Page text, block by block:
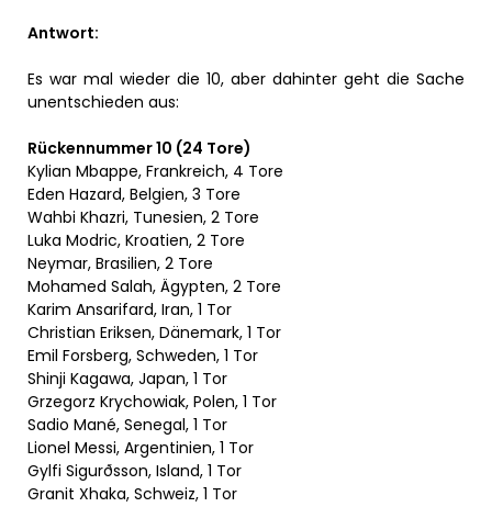
Antwort:
Es war mal wieder die 10, aber dahinter geht die Sache
unentschieden aus:
Rückennummer 10 (24 Tore)
Kylian Mbappe, Frankreich, 4 Tore
Eden Hazard, Belgien, 3 Tore
Wahbi Khazri, Tunesien, 2 Tore
Luka Modric, Kroatien, 2 Tore
Neymar, Brasilien, 2 Tore
Mohamed Salah, Ägypten, 2 Tore
Karim Ansarifard, Iran, 1 Tor
Christian Eriksen, Dänemark, 1 Tor
Emil Forsberg, Schweden, 1 Tor
Shinji Kagawa, Japan, 1 Tor
Grzegorz Krychowiak, Polen, 1 Tor
Sadio Mané, Senegal, 1 Tor
Lionel Messi, Argentinien, 1 Tor
Gylfi Sigurðsson, Island, 1 Tor
Granit Xhaka, Schweiz, 1 Tor